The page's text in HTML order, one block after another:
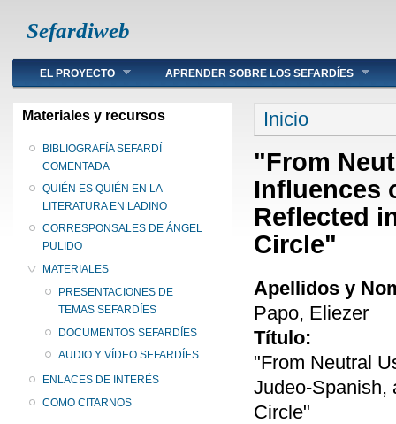
Sefardiweb
Main menu
EL PROYECTO APRENDER SOBRE LOS SEFARDÍES
Materiales y recursos
BIBLIOGRAFÍA SEFARDÍ
COMENTADA
QUIÉN ES QUIÉN EN LA
LITERATURA EN LADINO
CORRESPONSALES DE ÁNGEL
PULIDO
MATERIALES
PRESENTACIONES DE
TEMAS SEFARDÍES
DOCUMENTOS SEFARDÍES
AUDIO Y VÍDEO SEFARDÍES
ENLACES DE INTERÉS
COMO CITARNOS
Se encuentra
Inicio
"From
Influences
Reflected
Circle"
Apellidos y
Papo, Eliezer
Título:
"From Neutral
Judeo-Spanish,
Circle"